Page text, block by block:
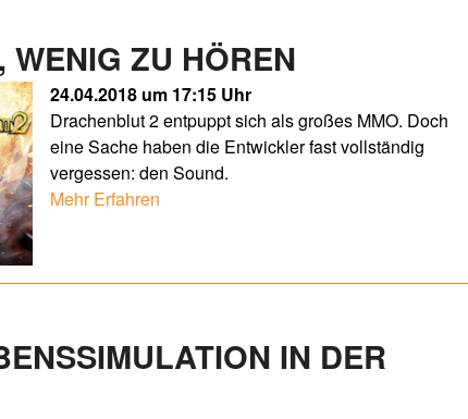
ZU HÖREN
24.04.2018 um 17:15 Uhr
Drachenblut 2 entpuppt sich als großes MMO. Doch
eine Sache haben die Entwickler fast vollständig
vergessen: den Sound.
Mehr Erfahren
IN DER